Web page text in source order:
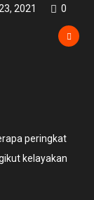
2021 0
peringkat
kelayakan